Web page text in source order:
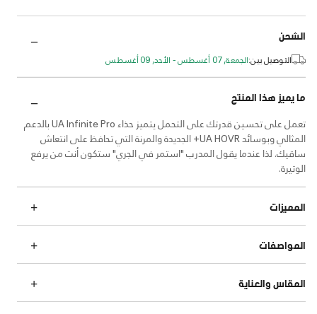
الشحن
التوصيل بين:الجمعة, 07 أغسطس - الأحد, 09 أغسطس
ما يميز هذا المنتج
تعمل على تحسين قدرتك على التحمل يتميز حذاء UA Infinite Pro بالدعم
المثالي وبوسائد UA HOVR+ الجديدة والمرنة التي تحافظ على انتعاش
ساقيك. لذا عندما يقول المدرب "استمر في الجري" ستكون أنت من يرفع
الوتيرة.
المميزات
المواصفات
المقاس والعناية